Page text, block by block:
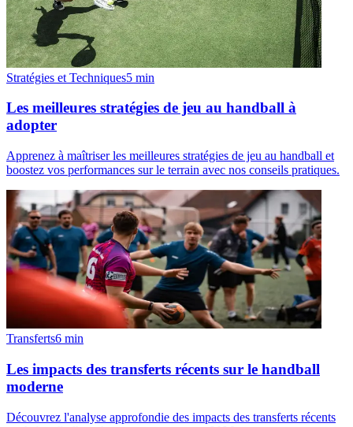
Stratégies et Techniques5 min
Les meilleures stratégies de jeu au handball à
adopter
Apprenez à maîtriser les meilleures stratégies de jeu au handball et
boostez vos performances sur le terrain avec nos conseils pratiques.
Transferts6 min
Les impacts des transferts récents sur le handball
moderne
Découvrez l'analyse approfondie des impacts des transferts récents